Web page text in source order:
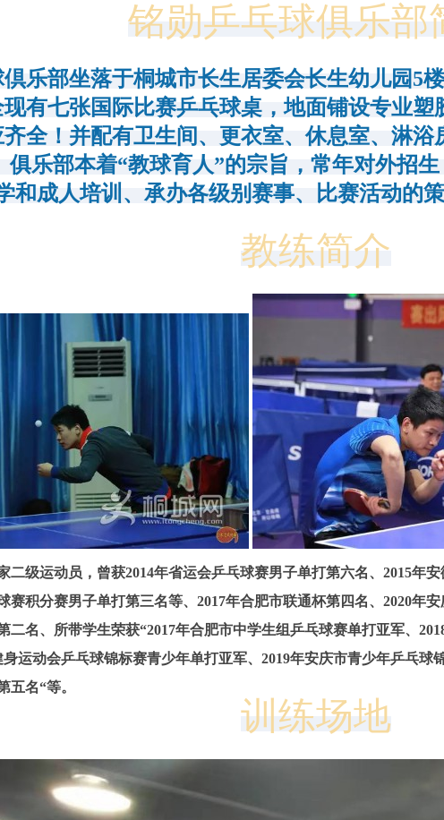
铭勋乒乓球俱乐部
乐部坐落于桐城市长生居委会长生幼儿园5
有七张国际比赛乒乓球桌，地面铺设专业
全！并配有卫生间、更衣室、休息室、淋
俱乐部本着“教球育人”的宗旨，常年对外招
和成人培训、承办各级别赛事、比赛活动的
教练简介
二级运动员，曾获2014年省运会乒乓球赛男子单打第六名、2015年
赛积分赛男子单打第三名等、2017年合肥市联通杯第四名、2020年
二名、所带学生荣获“2017年合肥市中学生组乒乓球赛单打亚军、
运动会乒乓球锦标赛青少年单打亚军、2019年安庆市青少年乒乓球
五名“等。
训练场地